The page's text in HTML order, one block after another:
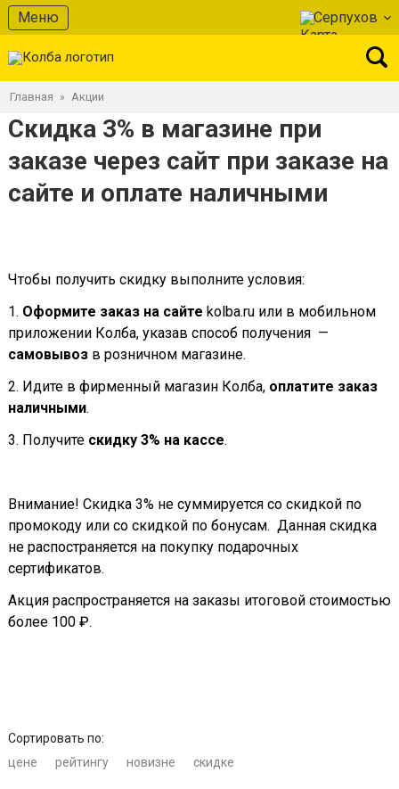
Меню Серпухов
Главная » Акции
Скидка 3% в магазине при
заказе через сайт при заказе на
сайте и оплате наличными
Чтобы получить скидку выполните условия:
1. Оформите заказ на сайте kolba.ru или в мобильном
приложении Колба, указав способ получения —
самовывоз в розничном магазине.
2. Идите в фирменный магазин Колба, оплатите заказ
наличными.
3. Получите скидку 3% на кассе.
Внимание! Скидка 3% не суммируется со скидкой по
промокоду или со скидкой по бонусам. Данная скидка
не распостраняется на покупку подарочных
сертификатов.
Акция распространяется на заказы итоговой стоимостью
более 100 ₽.
Сортировать по:
цене
рейтингу новизне скидке